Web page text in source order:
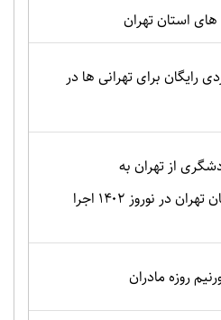
استان تهران
رایگان برای تهرانی ها در
از تهران به
شهرستان‌های استان تهران در نوروز ۱۴۰۲ اجرا
روزه مادران